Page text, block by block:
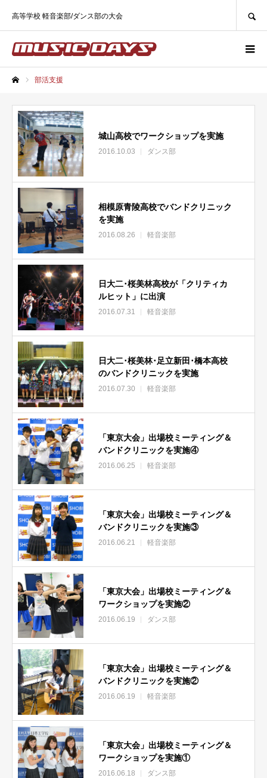
高等学校 軽音楽部/ダンス部の大会
部活支援
城山高校でワークショップを実施
2016.10.03 ダンス部
相模原青陵高校でバンドクリニック
を実施
2016.08.26 軽音楽部
日大二･桜美林高校が「クリティカ
ルヒット」に出演
2016.07.31 軽音楽部
日大二･桜美林･足立新田･橋本高校
のバンドクリニックを実施
2016.07.30 軽音楽部
「東京大会」出場校ミーティング＆
バンドクリニックを実施④
2016.06.25 軽音楽部
「東京大会」出場校ミーティング＆
バンドクリニックを実施③
2016.06.21 軽音楽部
「東京大会」出場校ミーティング＆
ワークショップを実施②
2016.06.19 ダンス部
「東京大会」出場校ミーティング＆
バンドクリニックを実施②
2016.06.19 軽音楽部
「東京大会」出場校ミーティング＆
ワークショップを実施①
2016.06.18 ダンス部